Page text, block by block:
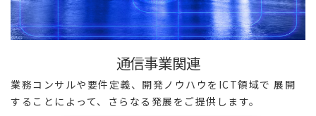
通信事業関連
業務コンサルや要件定義、開発ノウハウをICT領域で 展開
することによって、さらなる発展をご提供します。